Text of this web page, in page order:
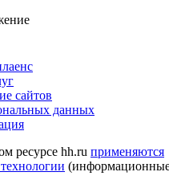
сайтов
данных
ресурсе hh.ru применяются